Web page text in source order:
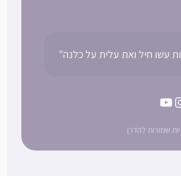
חיל ואת עלית על כלנה”